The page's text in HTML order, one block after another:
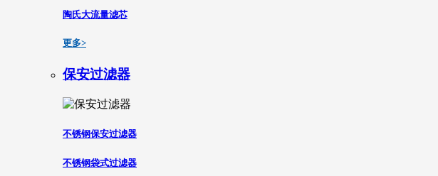
陶氏大流量滤芯
更多>
保安过滤器
不锈钢保安过滤器
不锈钢袋式过滤器